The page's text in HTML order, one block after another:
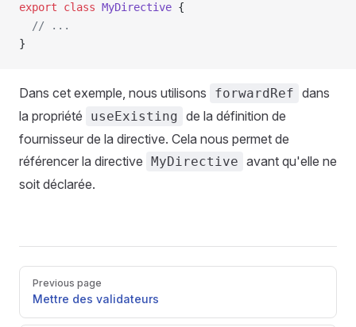
export class MyDirective {
  // ...
}
Dans cet exemple, nous utilisons forwardRef dans
la propriété
useExisting de la définition de
fournisseur de la directive. Cela nous permet de
référencer la directive MyDirective avant qu'elle ne
soit déclarée.
Pager
Previous page
Mettre des validateurs